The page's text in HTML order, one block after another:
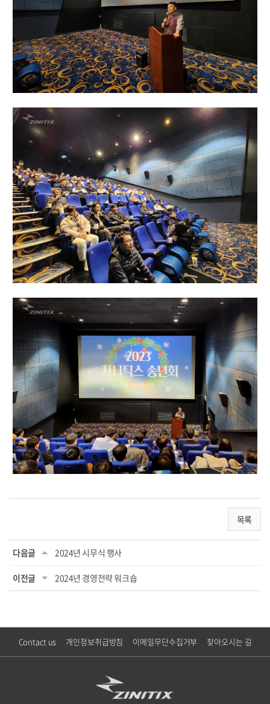
목록
다음글 2024년 시무식 행사
이전글 2024년 경영전략 워크숍
Contact us 개인정보취급방침 이메일무단수집거부 찾아오시는 길